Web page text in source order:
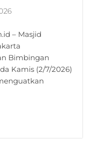
– Masjid
Bimbingan
Kamis (2/7/2026)